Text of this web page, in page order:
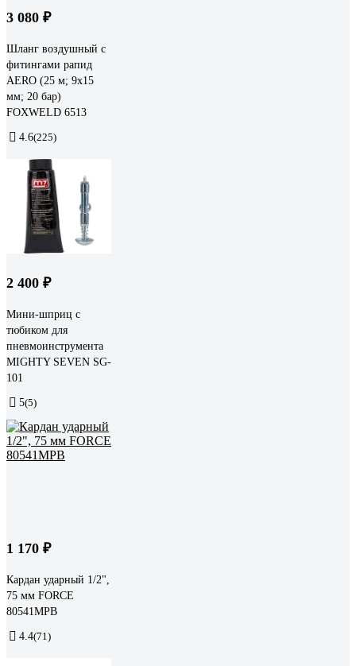
3 080 ₽
Шланг воздушный с
фитингами рапид
AERO (25 м; 9x15
мм; 20 бар)
FOXWELD 6513
4.6(225)
2 400 ₽
Мини-шприц с
тюбиком для
пневмоинструмента
MIGHTY SEVEN SG-
101
5(5)
1 170 ₽
Кардан ударный 1/2",
75 мм FORCE
80541MPB
4.4(71)